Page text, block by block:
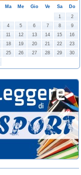
Ma Me Gio Ve Sa
Do
1
2
4 5 6 7 8
9
11 12 13 14 15
16
18 19 20 21 22
23
25 26 27 28 29
30